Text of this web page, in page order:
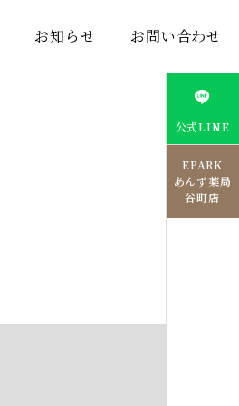
お知らせ お問い合わせ
公式LINE
EPARK
あんず薬局
谷町店